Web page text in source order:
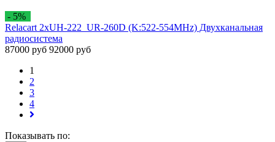
- 5%
Relacart 2xUH-222_UR-260D (K:522-554MHz) Двухканальная
радиосистема
87000 руб 92000 руб
1
2
3
4
Показывать по: